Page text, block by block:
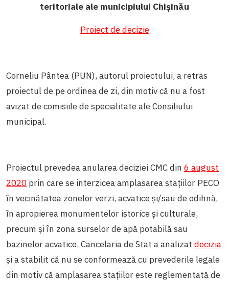
teritoriale ale municipiului Chișinău
Proiect de decizie
Corneliu Pântea (PUN), autorul proiectului, a retras
proiectul de pe ordinea de zi, din motiv că nu a fost
avizat de comisiile de specialitate ale Consiliului
municipal.
Proiectul prevedea anularea deciziei CMC din 6 august
2020 prin care se interzicea amplasarea stațiilor PECO
în vecinătatea zonelor verzi, acvatice și/sau de odihnă,
în apropierea monumentelor istorice și culturale,
precum și în zona surselor de apă potabilă sau
bazinelor acvatice. Cancelaria de Stat a analizat decizia
și a stabilit că nu se conformează cu prevederile legale
din motiv că amplasarea stațiilor este reglementată de